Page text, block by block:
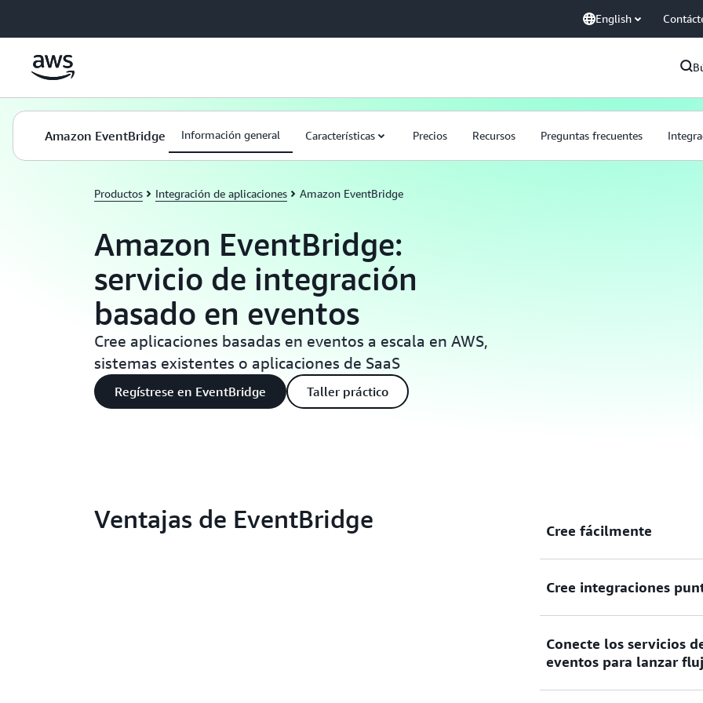
English
Amazon EventBridge Información general Características Precios Recursos Preguntas frecuentes
Productos Integración de aplicaciones Amazon EventBridge
Amazon EventBridge:
servicio de integración
basado en eventos
Cree aplicaciones basadas en eventos a escala en AWS,
sistemas existentes o aplicaciones de SaaS
Regístrese en EventBridge Taller práctico
Ventajas de EventBridge Cree fácilmente
Cree fácilmente
Cree integraciones
Cree integraciones
consumidores sin tener
Conecte los servicios
eventos para lanzar